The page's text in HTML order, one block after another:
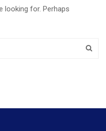
looking for. Perhaps